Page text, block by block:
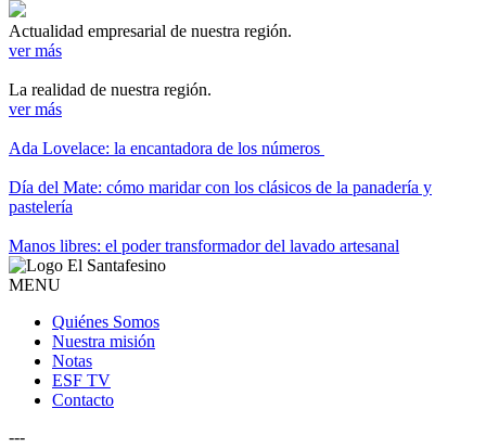
Actualidad empresarial de nuestra región.
ver más
La realidad de nuestra región.
ver más
Ada Lovelace: la encantadora de los números
Día del Mate: cómo maridar con los clásicos de la panadería y
pastelería
Manos libres: el poder transformador del lavado artesanal
MENU
Quiénes Somos
Nuestra misión
Notas
ESF TV
Contacto
---